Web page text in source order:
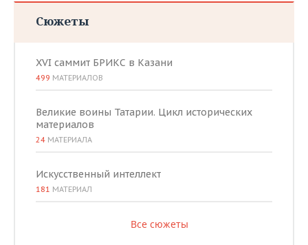
Сюжеты
XVI саммит БРИКС в Казани
499 МАТЕРИАЛОВ
Великие воины Татарии. Цикл исторических
материалов
24 МАТЕРИАЛА
Искусственный интеллект
181 МАТЕРИАЛ
Все сюжеты